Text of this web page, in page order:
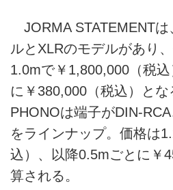
JORMA STATEMENTは
ルとXLRのモデルがあり
1.0mで￥1,800,000（税
に￥380,000（税込）と
PHONOは端子がDIN-
をラインナップ。価格は
込）、以降0.5mごとに￥
算される。